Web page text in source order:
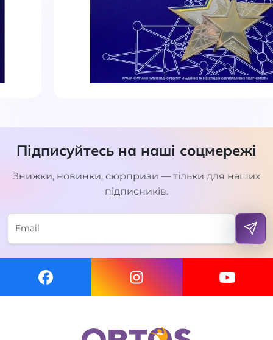
Підписуйтесь на наші соцмережі
Знижки, новинки, сюрпризи — тільки для наших
підписників.